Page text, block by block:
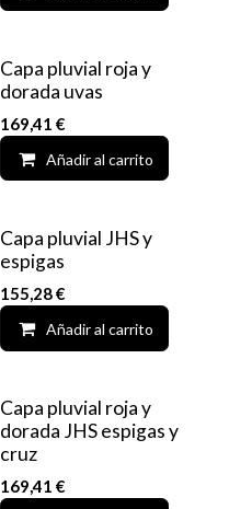
Add to wishlist
Capa pluvial roja y
dorada uvas
169,41 €
Añadir al carrito
Add to wishlist
Capa pluvial JHS y
espigas
155,28€
Añadir al carrito
Add to wishlist
Capa pluvial roja y
dorada JHS espigas y
cruz
169,41 €